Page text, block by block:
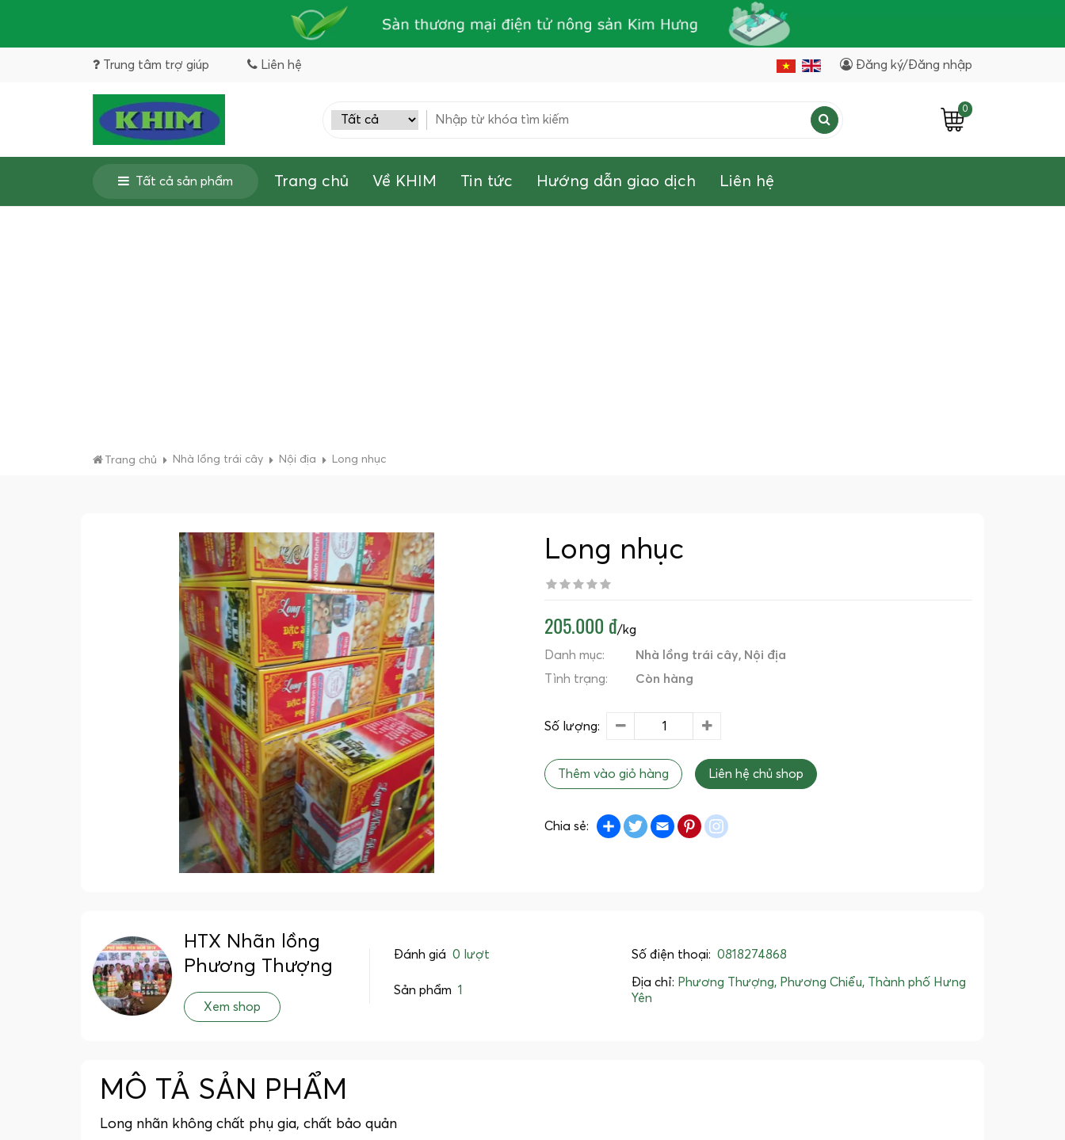
Trung tâm trợ giúp Liên hệ Đăng ký/Đăng nhập
0
Tất cả sản phẩm Trang chủ Về KHIM Tin tức Hướng dẫn giao dịch Liên hệ
Trang chủ Nhà lồng trái cây Nội địa Long nhục
Long nhục
205.000 đ/kg
Danh mục:
Nhà lồng trái cây
Nội địa
Tình trạng:
Còn hàng
Số lượng:
Thêm vào giỏ hàng Liên hệ chủ shop
Chia sẻ: ShareTwitterEmailPinterest
HTX Nhãn lồng
Phương Thượng
Xem shop
Đánh giá 0 lượt Số điện thoại: 0818274868
Sản phẩm 1
Địa chỉ: Phương Thượng, Phương Chiểu, Thành phố Hưng
Yên
MÔ TẢ SẢN PHẨM
Long nhãn không chất phụ gia, chất bảo quản